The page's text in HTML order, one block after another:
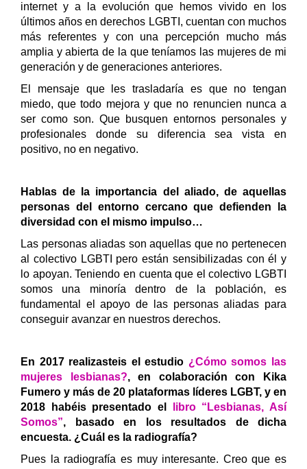
internet y a la evolución que hemos vivido en los
últimos años en derechos LGBTI, cuentan con muchos
más referentes y con una percepción mucho más
amplia y abierta de la que teníamos las mujeres de mi
generación y de generaciones anteriores.
El mensaje que les trasladaría es que no tengan
miedo, que todo mejora y que no renuncien nunca a
ser como son. Que busquen entornos personales y
profesionales donde su diferencia sea vista en
positivo, no en negativo.
Hablas de la importancia del aliado, de aquellas
personas del entorno cercano que defienden la
diversidad con el mismo impulso…
Las personas aliadas son aquellas que no pertenecen
al colectivo LGBTI pero están sensibilizadas con él y
lo apoyan. Teniendo en cuenta que el colectivo LGBTI
somos una minoría dentro de la población, es
fundamental el apoyo de las personas aliadas para
conseguir avanzar en nuestros derechos.
En 2017 realizasteis el estudio ¿Cómo somos las
mujeres lesbianas?, en colaboración con Kika
Fumero y más de 20 plataformas líderes LGBT, y en
2018 habéis presentado el
libro “Lesbianas, Así
Somos”, basado en los resultados de dicha
encuesta. ¿Cuál es la radiografía?
Pues la radiografía es muy interesante. Creo que es